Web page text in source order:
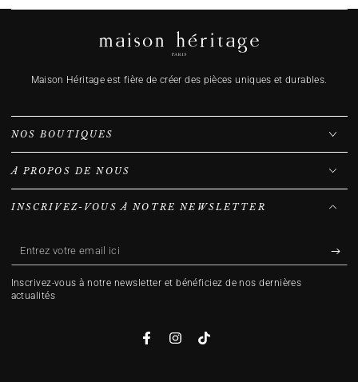
Maison Héritage est fière de créer des pièces uniques et durables.
NOS BOUTIQUES
À PROPOS DE NOUS
INSCRIVEZ-VOUS À NOTRE NEWSLETTER
Entrez
votre
email
Inscrivez-vous à notre newsletter et bénéficiez de nos dernières
actualités
FacebookInstagramTikTok